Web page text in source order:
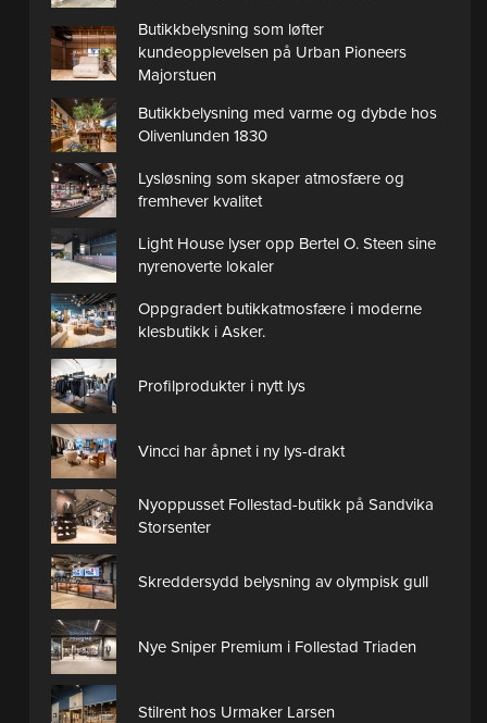
Butikkbelysning som løfter
kundeopplevelsen på Urban Pioneers
Majorstuen
Butikkbelysning med varme og dybde hos
Olivenlunden 1830
Lysløsning som skaper atmosfære og
fremhever kvalitet
Light House lyser opp Bertel O. Steen sine
nyrenoverte lokaler
Oppgradert butikkatmosfære i moderne
klesbutikk i Asker.
Profilprodukter i nytt lys
Vincci har åpnet i ny lys-drakt
Nyoppusset Follestad-butikk på Sandvika
Storsenter
Skreddersydd belysning av olympisk gull
Nye Sniper Premium i Follestad Triaden
Stilrent hos Urmaker Larsen